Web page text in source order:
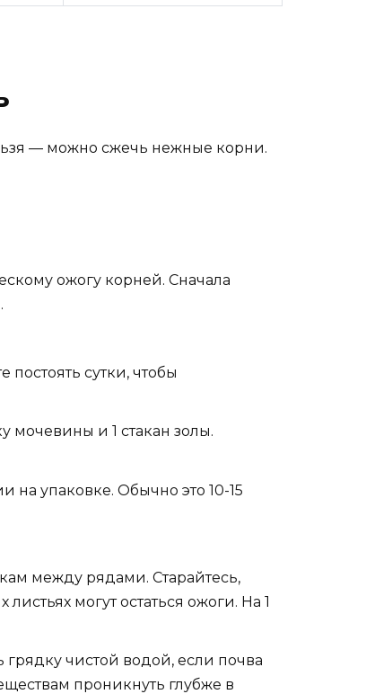
— можно сжечь нежные корни.
ожогу корней. Сначала
сутки, чтобы
мочевины и 1 стакан золы.
на упаковке. Обычно это 10-15
между рядами. Старайтесь,
могут остаться ожоги. На 1
грядку чистой водой, если почва
проникнуть глубже в